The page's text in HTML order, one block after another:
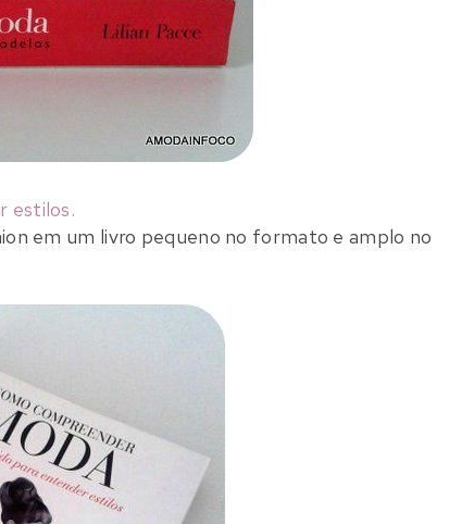
estilos.
em um livro pequeno no formato e amplo no